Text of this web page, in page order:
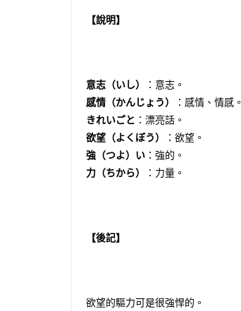
【說明】
意志（いし）
：意志。
感情（かんじょう）
：感情、情感。
きれいごと ：漂亮話。
欲望（よくぼう）
：欲望。
強（つよ）い ：強的。
力（ちから）
：力量。
【後記】
欲望的驅力可是很強悍的。